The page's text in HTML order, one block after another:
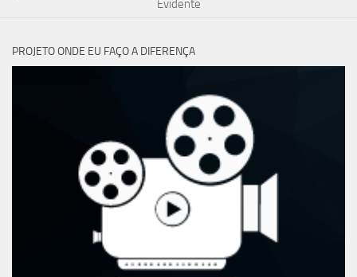
Evidente
PROJETO ONDE EU FAÇO A DIFERENÇA